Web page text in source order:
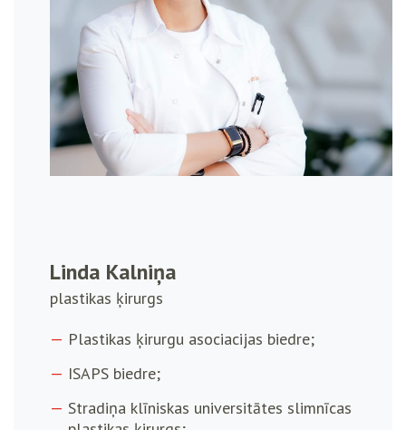
Linda Kalniņa
plastikas ķirurgs
Plastikas ķirurgu asociacijas biedre;
ISAPS biedre;
Stradiņa klīniskas universitātes slimnīcas